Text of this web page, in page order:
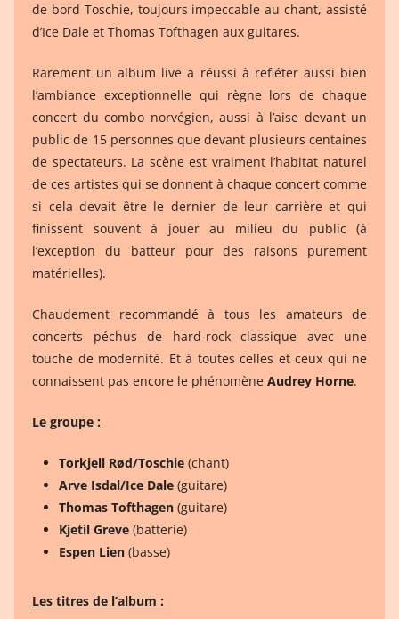
de bord Toschie, toujours impeccable au chant, assisté
d’Ice Dale et Thomas Tofthagen aux guitares.
Rarement un album live a réussi à refléter aussi bien
l’ambiance exceptionnelle qui règne lors de chaque
concert du combo norvégien, aussi à l’aise devant un
public de 15 personnes que devant plusieurs centaines
de spectateurs. La scène est vraiment l’habitat naturel
de ces artistes qui se donnent à chaque concert comme
si cela devait être le dernier de leur carrière et qui
finissent souvent à jouer au milieu du public (à
l’exception du batteur pour des raisons purement
matérielles).
Chaudement recommandé à tous les amateurs de
concerts péchus de hard-rock classique avec une
touche de modernité. Et à toutes celles et ceux qui ne
connaissent pas encore le phénomène Audrey Horne.
Le groupe :
Torkjell Rød/Toschie (chant)
Arve Isdal/Ice Dale (guitare)
Thomas Tofthagen (guitare)
Kjetil Greve (batterie)
Espen Lien (basse)
Les titres de l’album :